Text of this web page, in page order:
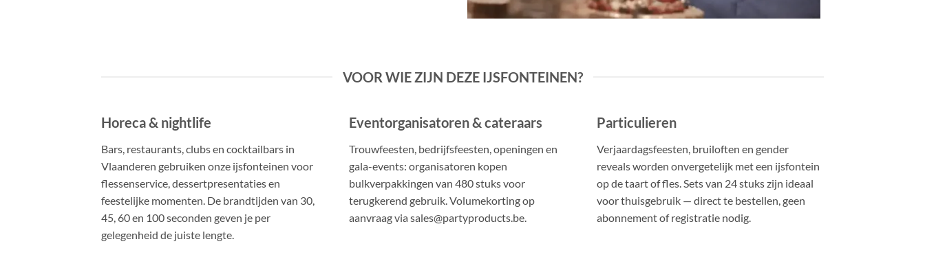
VOOR WIE ZIJN DEZE IJSFONTEINEN?
Horeca & nightlife
Bars, restaurants, clubs en cocktailbars in
Vlaanderen gebruiken onze ijsfonteinen voor
flessenservice, dessertpresentaties en
feestelijke momenten. De brandtijden van 30,
45, 60 en 100 seconden geven je per
gelegenheid de juiste lengte.
Eventorganisatoren & cateraars
Trouwfeesten, bedrijfsfeesten, openingen en
gala-events: organisatoren kopen
bulkverpakkingen van 480 stuks voor
terugkerend gebruik. Volumekorting op
aanvraag via sales@partyproducts.be.
Particulieren
Verjaardagsfeesten, bruiloften en gender
reveals worden onvergetelijk met een ijsfontein
op de taart of fles. Sets van 24 stuks zijn ideaal
voor thuisgebruik — direct te bestellen, geen
abonnement of registratie nodig.